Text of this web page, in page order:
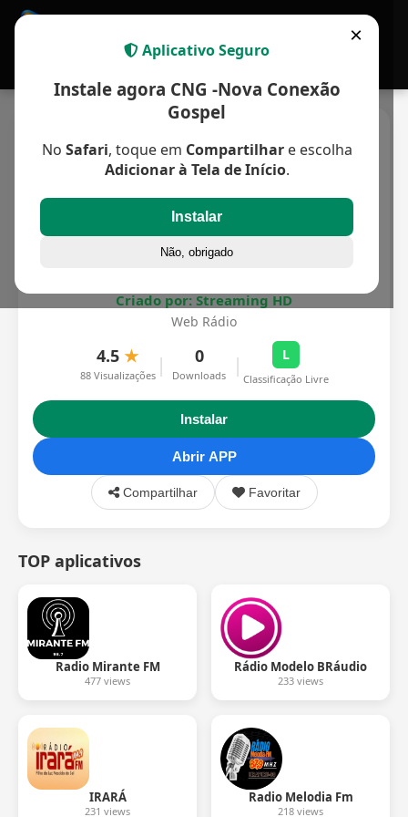
Criado por: Streaming HD
Web Rádio
4.5 ★
88 Visualizações | 0
Downloads | L
Classificação Livre
Instalar
Abrir APP
Compartilhar Favoritar
TOP aplicativos
Radio Mirante FM
477 views
Rádio Modelo BRáudio
233 views
IRARÁ
231 views
Radio Melodia Fm
218 views
×
Aplicativo Seguro
Instale agora CNG -Nova Conexão
Gospel
No Safari, toque em Compartilhare escolha
Adicionar à Tela de Início.
Instalar
Não, obrigado